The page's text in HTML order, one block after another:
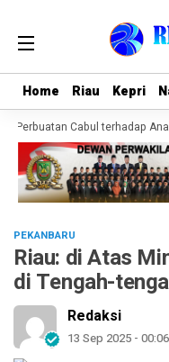
Home Riau Kepri
Home Riau Kepri
Perbuatan Cabul terhadap
PEKANBARU
Riau: di Atas
di Tengah-
Redaksi
13 Sep 2025 -